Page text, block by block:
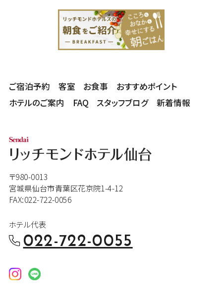
ご宿泊予約 客室 お食事
おすすめポイント
ホテルのご案内
FAQ スタッフブログ 新着情報
〒980-0013
宮城県仙台市青葉区花京院1-4-12
FAX:022-722-0056
ホテル代表
022-722-0055